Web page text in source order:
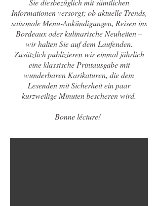
Sie diesbezüglich mit sämtlichen
Informationen versorgt; ob aktuelle Trends,
saisonale Menu-Ankündigungen, Reisen ins
Bordeaux oder kulinarische Neuheiten –
wir halten Sie auf dem Laufenden.
Zusätzlich publizieren wir einmal jährlich
eine klassische Printausgabe mit
wunderbaren Karikaturen, die dem
Lesenden mit Sicherheit ein paar
kurzweilige Minuten bescheren wird.
Bonne lécture!